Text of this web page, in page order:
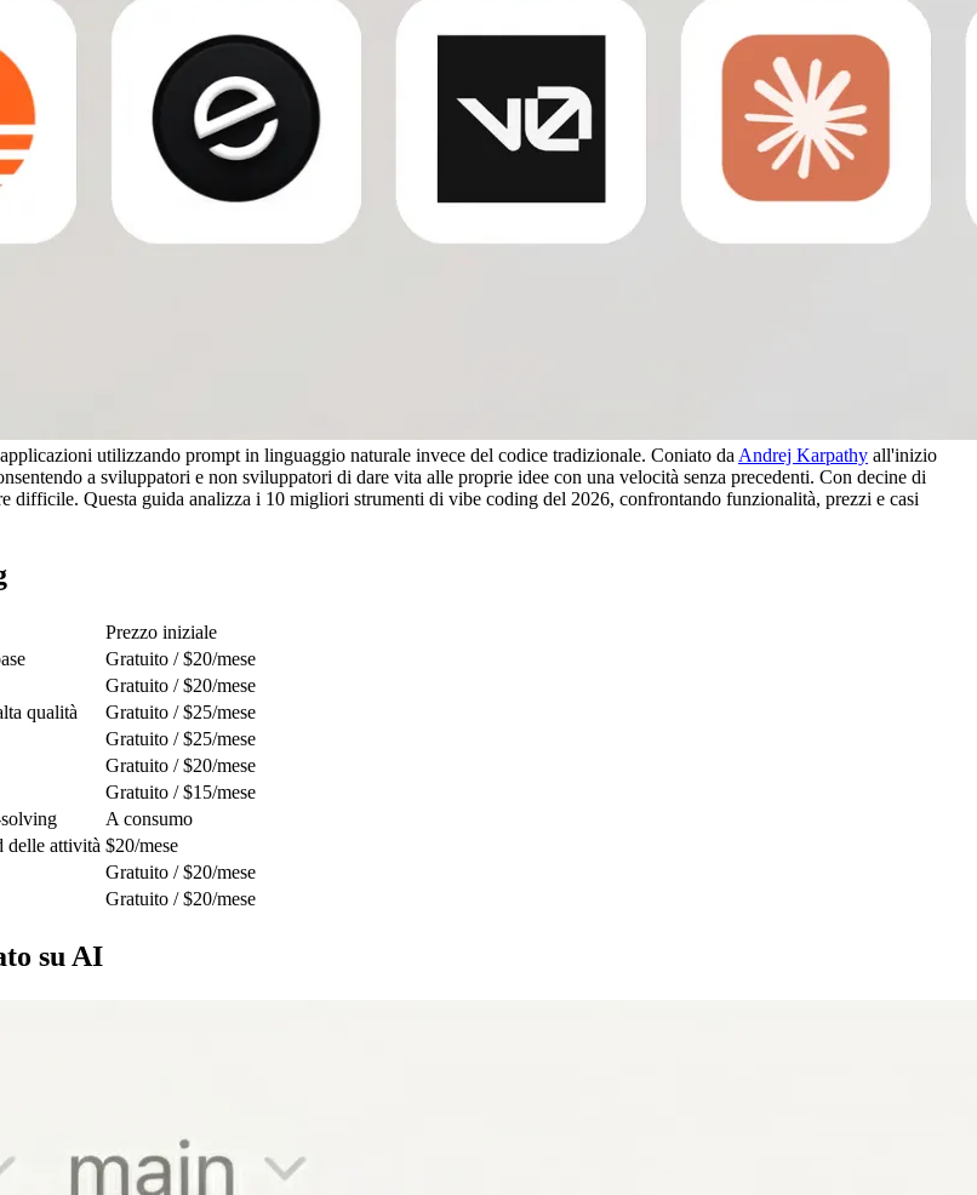
utilizzando prompt in linguaggio naturale invece del codice tradizionale. Coniato da Andrej Karpathy all'inizio
a sviluppatori e non sviluppatori di dare vita alle proprie idee con una velocità senza precedenti. Con decine di
difficile. Questa guida analizza i 10 migliori strumenti di vibe coding del 2026, confrontando funzionalità, prezzi e casi
Prezzo iniziale
Gratuito / $20/mese
Gratuito / $20/mese
qualità
Gratuito / $25/mese
Gratuito / $25/mese
Gratuito / $20/mese
Gratuito / $15/mese
A consumo
delle attività $20/mese
Gratuito / $20/mese
Gratuito / $20/mese
su AI